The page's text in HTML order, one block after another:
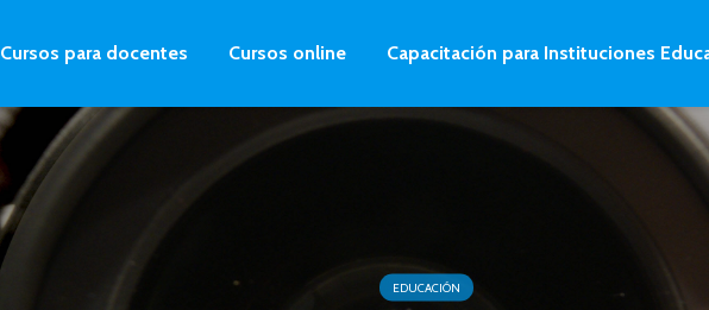
Cursos para docentes Cursos online Capacitación para Instituciones
EDUCACIÓN